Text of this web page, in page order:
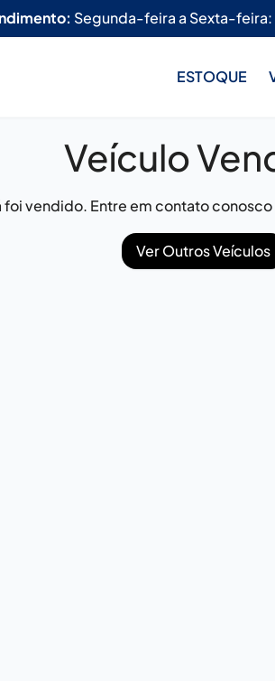
Segunda-feira a Sexta-feira:
ESTOQUE
Veículo
foi vendido. Entre em contato
Ver Outros Veículos